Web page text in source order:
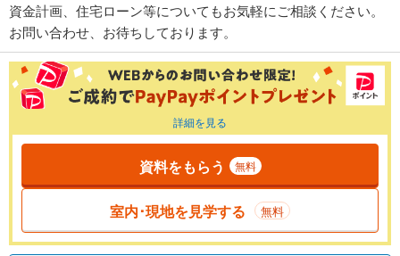
資金計画、住宅ローン等についてもお気軽にご相談ください。
お問い合わせ、お待ちしております。
詳細を見る
資料をもらう 無料
室内･現地を見学する 無料